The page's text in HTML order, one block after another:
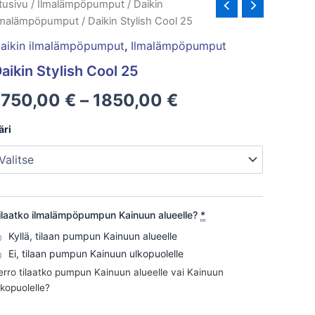
/ Ilmalämpöpumput / Daikin
/ Daikin Stylish Cool 25
ilmalämpöpumput, Ilmalämpöpumput
Stylish Cool 25
€ – 1850,00€
Hintaluokka:
1750,00 €
ilmalämpöpumpun Kainuun alueelle? *
Kyllä, tilaan pumpun Kainuun alueelle
Ei, tilaan pumpun Kainuun ulkopuolelle
tilaatko pumpun Kainuun alueelle vai Kainuun